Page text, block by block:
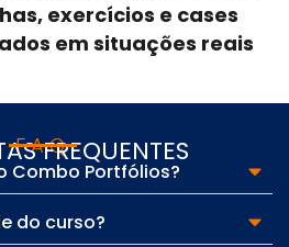
exercícios e cases
em situações reais
FAQ
FREQUENTES
Combo Portfólios?
do curso?